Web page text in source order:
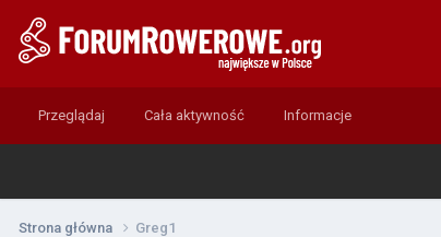
Przeglądaj Cała aktywność Informacje
Strona główna Greg1